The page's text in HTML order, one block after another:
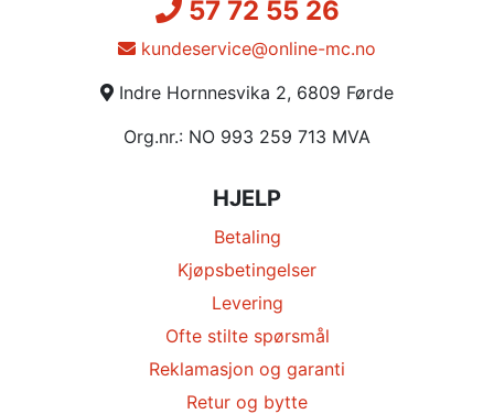
57 72 55 26
kundeservice@online-mc.no
Indre Hornnesvika 2, 6809 Førde
Org.nr.: NO 993 259 713 MVA
HJELP
Betaling
Kjøpsbetingelser
Levering
Ofte stilte spørsmål
Reklamasjon og garanti
Retur og bytte